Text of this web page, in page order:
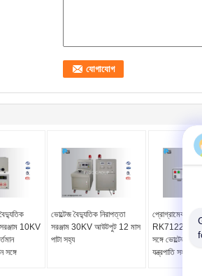
সরঞ্জাম 10KV
ভোল্টেজ বৈদ্যুতিক নিরাপত্তা
সরঞ্জাম 30KV আউটপুট 12 মাস
পাটা সহ্য
প্রোগ্রামেবল
RK7122 আর্ক
সঙ্গে ভোল্টেজ
যন্ত্রপাতি সহ্য